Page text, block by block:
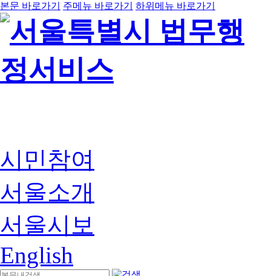
본문 바로가기 주메뉴 바로가기 하위메뉴 바로가기
시민참여
서울소개
서울시보
English